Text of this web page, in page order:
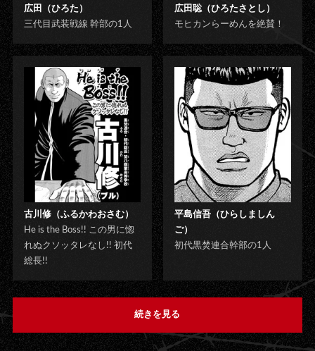
広田（ひろた）
三代目武装戦線 幹部の1人
広田聡（ひろたさとし）
モヒカンらーめんを絶賛！
古川修（ふるかわおさむ）
He is the Boss!! この男に惚
れぬクソッタレなし!! 初代
総長!!
平島信吾（ひらしましん
ご）
初代黒焚連合幹部の1人
続きを見る